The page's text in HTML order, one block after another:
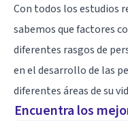
Con todos los estudios
sabemos que factores
diferentes rasgos de
en el desarrollo de las
diferentes áreas de su
Encuentra los